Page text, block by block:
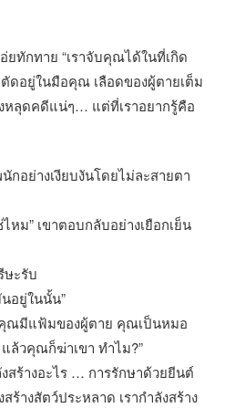
ยทักทาย “เราจับคุณได้ในที่เกิด
ดอยู่ในมือคุณ เลือดของผู้ตายเต็ม
ลุดคดีแน่ๆ… แต่ที่เราอยากรู้คือ
กอย่างเงียบงันโดยไม่ละสายตา
ม” เขาตอบกลับอย่างเยือกเย็น
ษะรับ
อยู่ในนั้น”
ณมีแฟ้มของผู้ตาย คุณเป็นหมอ
ล้วคุณก็ฆ่าเขา ทำไม?”
สร้างอะไร … การรักษาด้วยยีนต์
างสัตว์ประหลาด เรากำลังสร้าง